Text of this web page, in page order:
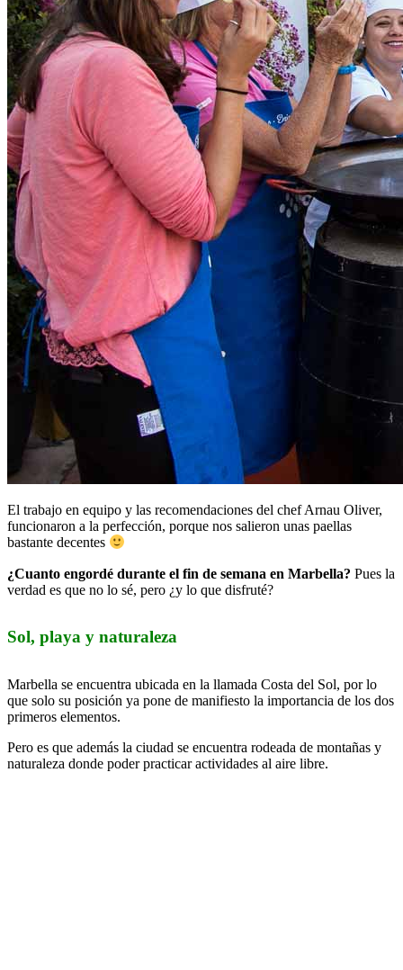
El trabajo en equipo y las recomendaciones del chef Arnau Oliver,
funcionaron a la perfección, porque nos salieron unas paellas
bastante decentes
¿Cuanto engordé durante el fin de semana en Marbella? Pues la
verdad es que no lo sé, pero ¿y lo que disfruté?
Sol, playa y naturaleza
Marbella se encuentra ubicada en la llamada Costa del Sol, por lo
que solo su posición ya pone de manifiesto la importancia de los dos
primeros elementos.
Pero es que además la ciudad se encuentra rodeada de montañas y
naturaleza donde poder practicar actividades al aire libre.